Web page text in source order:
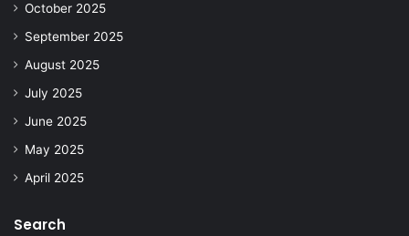
October 2025
September 2025
August 2025
July 2025
June 2025
May 2025
April 2025
Search